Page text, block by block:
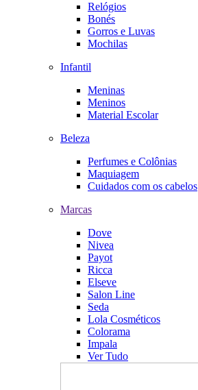
Relógios
Bonés
Gorros e Luvas
Mochilas
Infantil
Meninas
Meninos
Material Escolar
Beleza
Perfumes e Colônias
Maquiagem
Cuidados com os cabelos
Marcas
Dove
Nivea
Payot
Ricca
Elseve
Salon Line
Seda
Lola Cosméticos
Colorama
Impala
Ver Tudo